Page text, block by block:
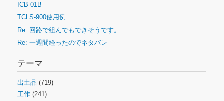
ICB-01B
TCLS-900使用例
Re: 回路で組んでもできそうです。
Re: 一週間経ったのでネタバレ
テーマ
出土品 (719)
工作 (241)